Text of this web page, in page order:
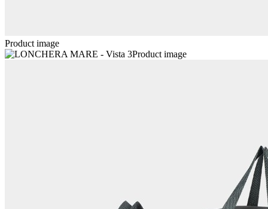
Product image
Product image